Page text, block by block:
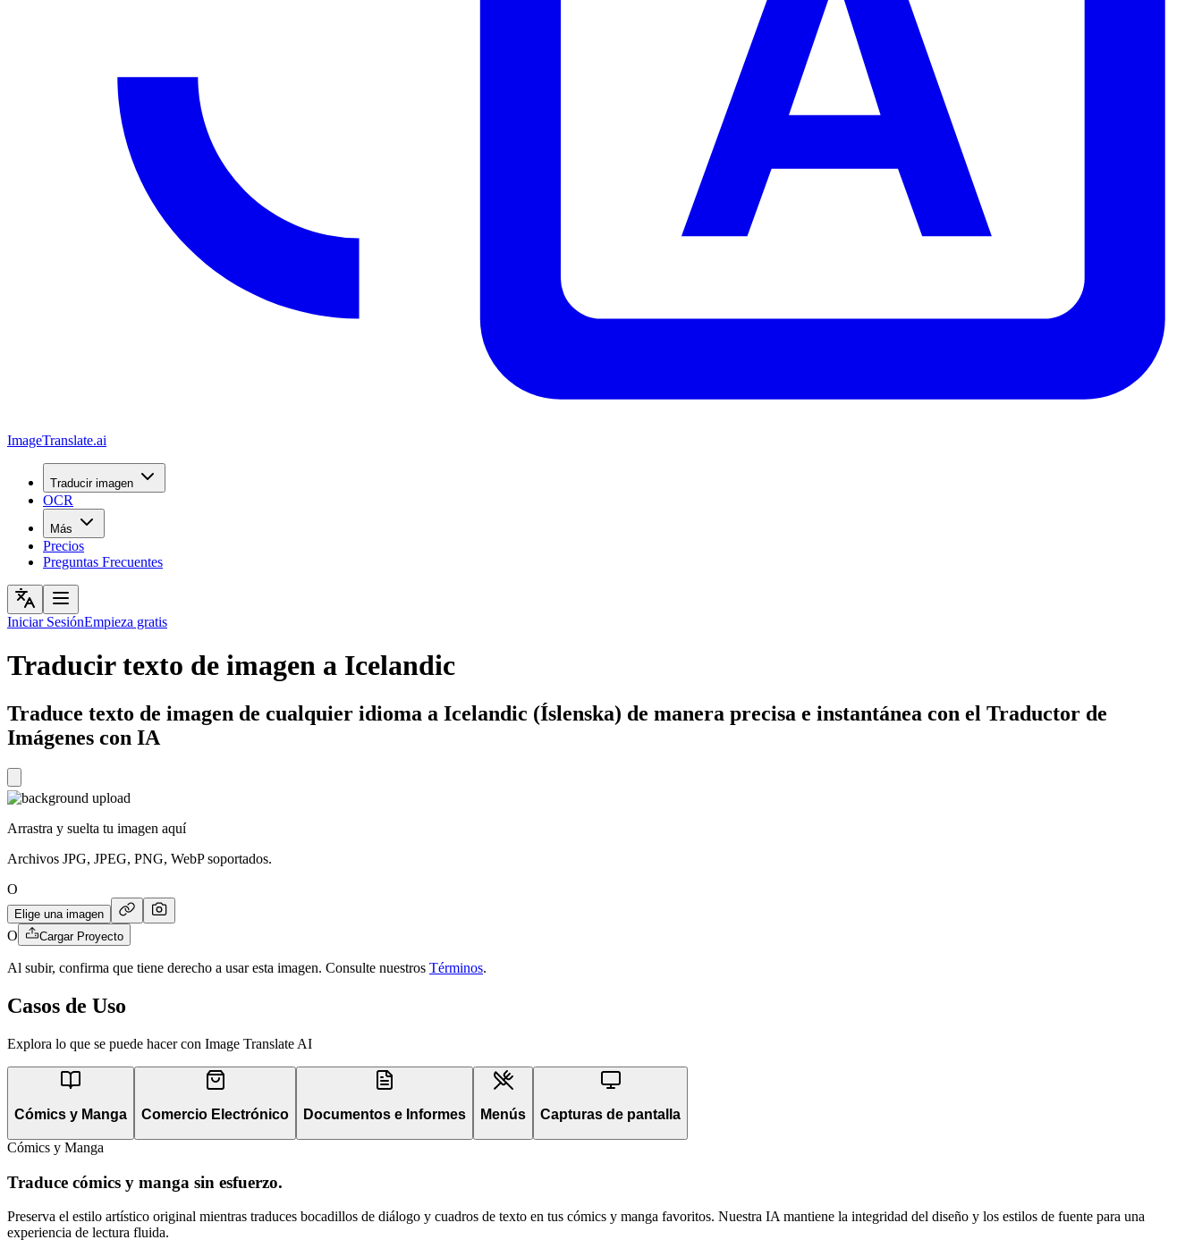
ImageTranslate.ai
Traducir imagen
OCR
Más
Precios
Preguntas Frecuentes
Iniciar SesiónEmpieza gratis
Traducir texto de imagen a Icelandic
Traduce texto de imagen de cualquier idioma a Icelandic (Íslenska) de manera precisa e instantánea con el Traductor de
Imágenes con IA
Arrastra y suelta tu imagen aquí
Archivos JPG, JPEG, PNG, WebP soportados.
O
Elige una imagen
O Cargar Proyecto
Al subir, confirma que tiene derecho a usar esta imagen. Consulte nuestros Términos.
Casos de Uso
Explora lo que se puede hacer con Image Translate AI
Cómics y Manga Comercio Electrónico Documentos e Informes Menús Capturas de pantalla
Cómics y Manga
Traduce cómics y manga sin esfuerzo.
Preserva el estilo artístico original mientras traduces bocadillos de diálogo y cuadros de texto en tus cómics y manga favoritos. Nuestra IA mantiene la integridad del diseño y los estilos de fuente para una
experiencia de lectura fluida.